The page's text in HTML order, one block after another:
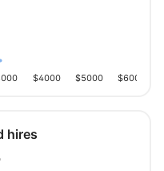
$4000 $5000 $6000
hires